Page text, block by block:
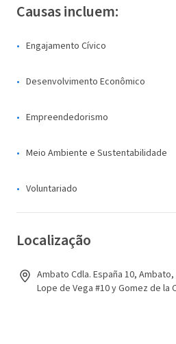
Causas incluem:
Engajamento Cívico
Desenvolvimento Econômico
Empreendedorismo
Meio Ambiente e Sustentabilidade
Voluntariado
Localização
Ambato Cdla. España 10,
Lope de Vega #10 y Gomez de la